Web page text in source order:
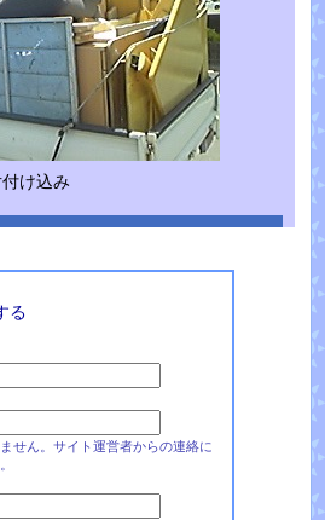
け込み
る
せん。サイト運営者からの連絡に